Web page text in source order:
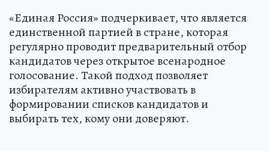
«Единая Россия» подчеркивает, что является
единственной партией в стране, которая
регулярно проводит предварительный отбор
кандидатов через открытое всенародное
голосование. Такой подход позволяет
избирателям активно участвовать в
формировании списков кандидатов и
выбирать тех, кому они доверяют.